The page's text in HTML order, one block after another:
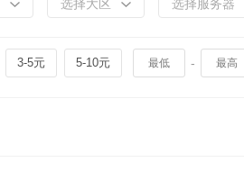
选择大区 选择服务器
3-5元 5-10元 -